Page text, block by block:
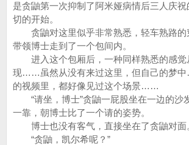
是贪鼬第一次抑制了阿米娅病情后三人庆
切的开始。
贪鼬对这里似乎非常熟悉，轻车熟路的
带领博士走到了一个包间内。
进入这个包厢后，一种同样熟悉的感觉
现……虽然从没有来过这里，但自己的梦
的视频里，都好像见过这个场景……
“请坐，博士”贪鼬一屁股坐在一边的沙
一靠，朝博士比了一个请的姿势。
博士也没有客气，直接坐在了贪鼬对面
“贪鼬，凯尔希呢？”